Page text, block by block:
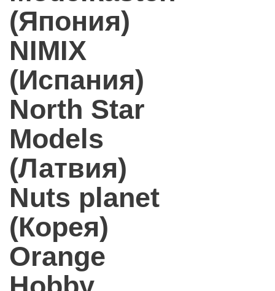
(Япония)
NIMIX
(Испания)
North Star
Models
(Латвия)
Nuts planet
(Корея)
Orange